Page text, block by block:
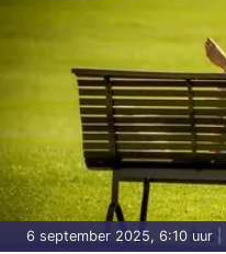
6 september 2025, 6:10 uur